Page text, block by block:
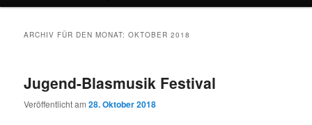
ARCHIV FÜR DEN MONAT:OKTOBER 2018
Jugend-Blasmusik Festival
Veröffentlicht am28. Oktober 2018